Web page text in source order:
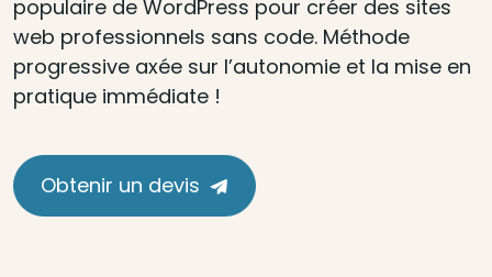
populaire de WordPress pour créer des sites
web professionnels sans code. Méthode
progressive axée sur l’autonomie et la mise en
pratique immédiate !
Obtenir un devis